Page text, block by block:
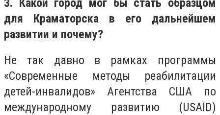
3. Какой город мог бы стать образцом
для Краматорска в его дальнейшем
развитии и почему?
Не так давно в рамках программы
«Современные методы реабилитации
детей-инвалидов» Агентства США по
международному развитию (USAID)